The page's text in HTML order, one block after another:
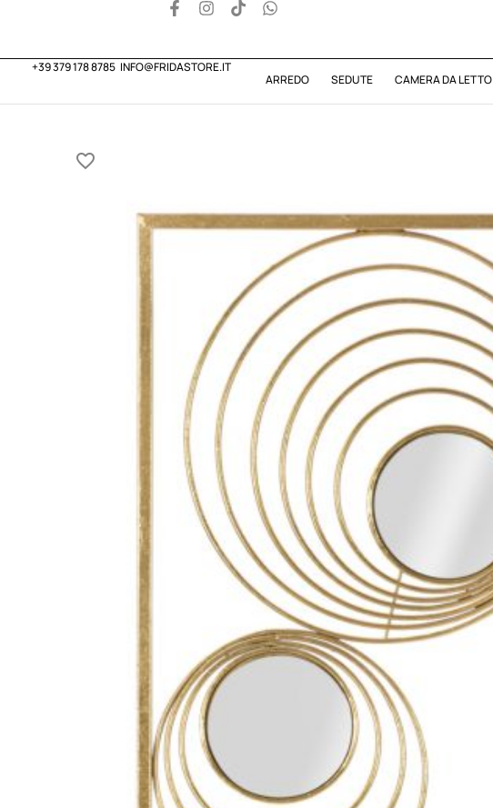
+39 379 178 8785 INFO@FRIDASTORE.IT
ARREDO
SEDUTE CAMERA DA LETTO